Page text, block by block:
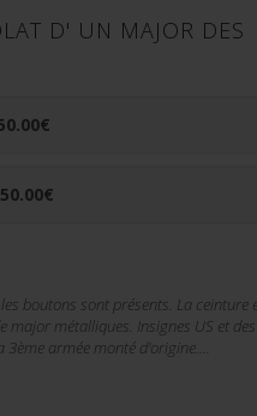
D' UN MAJOR DES
€
50.00€
boutons sont présents. La ceinture
major métalliques. Insignes US et
armée monté d'origine....